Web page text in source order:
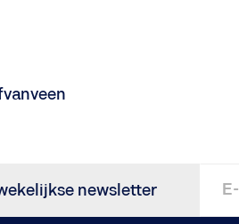
newsletter